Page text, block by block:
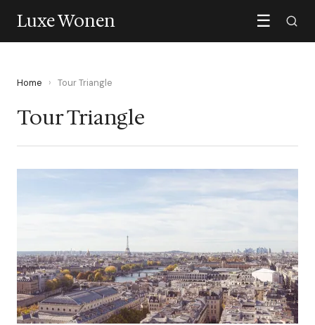
Luxe Wonen ☰
Home › Tour Triangle
Tour Triangle